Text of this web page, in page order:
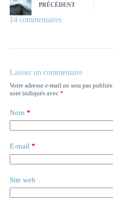
PRÉCÉDENT
14 commentaires
Laisser un commentaire
Votre adresse e-mail ne sera pas publiée.
sont indiqués avec *
Nom *
E-mail *
Site web